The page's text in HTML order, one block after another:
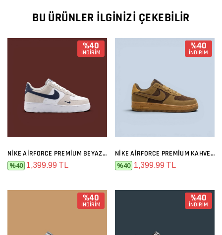
BU ÜRÜNLER İLGINIZI ÇEKEBILIR
%40
İNDİRİM
NIKE AIRFORCE PREMIUM BEYAZ GRI LACIVERT
%40 1,399.99 TL
%40
İNDİRİM
NIKE AIRFORCE PREMIUM KAHVE HARDAL
%40 1,399.99 TL
%40
İNDİRİM
%40
İNDİRİM